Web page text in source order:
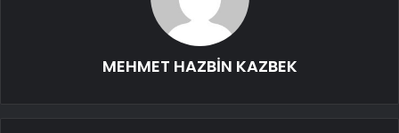
MEHMET HAZBİN KAZBEK